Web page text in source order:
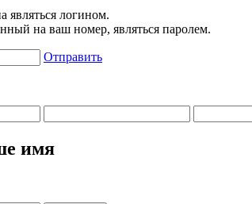
являться логином.
на ваш номер, являться паролем.
Отправить
имя